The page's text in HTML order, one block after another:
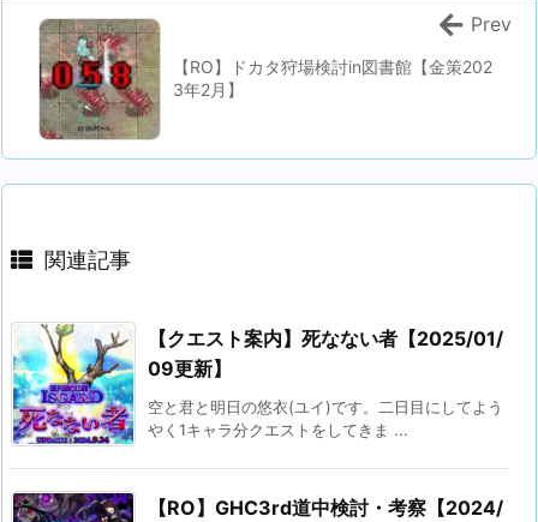
【RO】ドカタ狩場検討in図書館【金策202
3年2月】
Prev
関連記事
【クエスト案内】死なない者【2025/01/
09更新】
空と君と明日の悠衣(ユイ)です。二日目にしてよう
やく1キャラ分クエストをしてきま ...
【RO】GHC3rd道中検討・考察【2024/